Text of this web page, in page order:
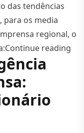
das tendências
para os media
regional, o
Continue reading